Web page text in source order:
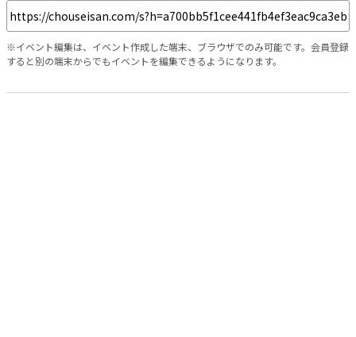
※イベント編集は、イベント作成した端末、ブラウザでのみ可能です。会員登録
すると別の端末からでもイベントを編集できるようになります。